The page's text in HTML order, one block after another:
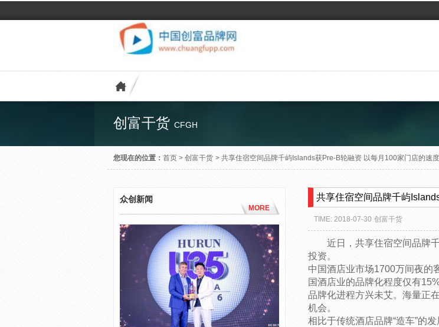
创富干货 CFGH
您现在的位置： 首页 > 创富干货 > 共享住宿空间品牌千屿Islands获Pre-B轮融资 以每月100家门店的速
众创新闻
MORE
共享住宿空间品牌千屿
TIME: 2018-07-30 创富干货
近日，共享住宿空间品牌
投资。
中国酒店业市场1700万间夜的
国酒店业的品牌化程度仅有
品牌化进程方兴未艾。海量正
机会。
相比于传统酒店品牌“造车”的